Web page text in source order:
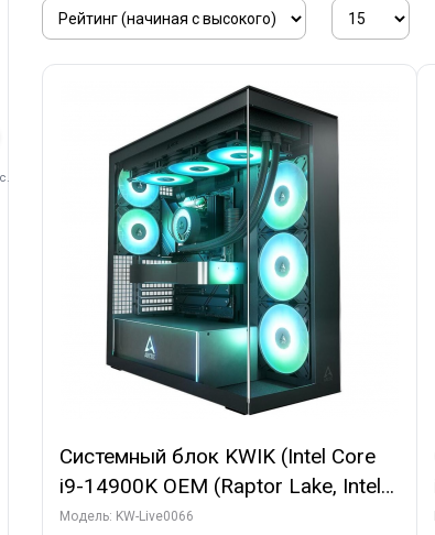
Системный блок KWIK (Intel Core
i9-14900K OEM (Raptor Lake, Intel
7, C24 16EC/8PC/ 64 ГБ ОЗУ (2
Модель: KW-Live0066